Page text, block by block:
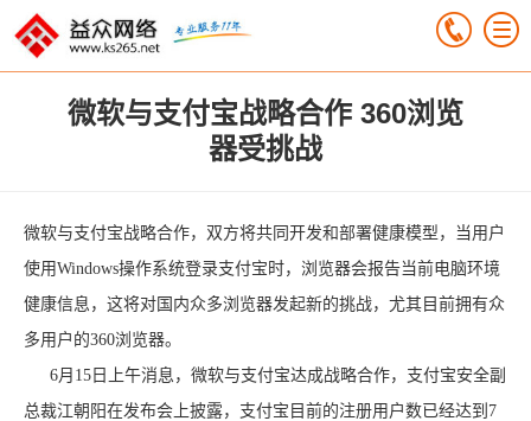
微软与支付宝战略合作 360浏览
器受挑战
微软与支付宝战略合作，双方将共同开发和部署健康模型，当用户
使用Windows操作系统登录支付宝时，浏览器会报告当前电脑环境
健康信息，这将对国内众多浏览器发起新的挑战，尤其目前拥有众
多用户的360浏览器。
6月15日上午消息，微软与支付宝达成战略合作，支付宝安全副
总裁江朝阳在发布会上披露，支付宝目前的注册用户数已经达到7